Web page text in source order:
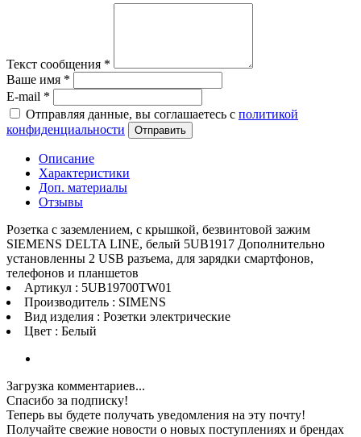
Текст сообщения *
Ваше имя *
E-mail *
Отправляя данные, вы соглашаетесь с политикой
конфиденциальности
Отправить
Описание
Характеристики
Доп. материалы
Отзывы
Розетка с заземлением, с крышкой, безвинтовой зажим
SIEMENS DELTA LINE, белый 5UB1917 Дополнительно
установленны 2 USB разъема, для зарядки смартфонов,
телефонов и планшетов
Артикул : 5UB19700TW01
Производитель : SIMENS
Вид изделия : Розетки электрические
Цвет : Белый
Загрузка комментариев...
Спасибо за подписку!
Теперь вы будете получать уведомления на эту почту!
Получайте свежие новости о новых поступлениях и брендах